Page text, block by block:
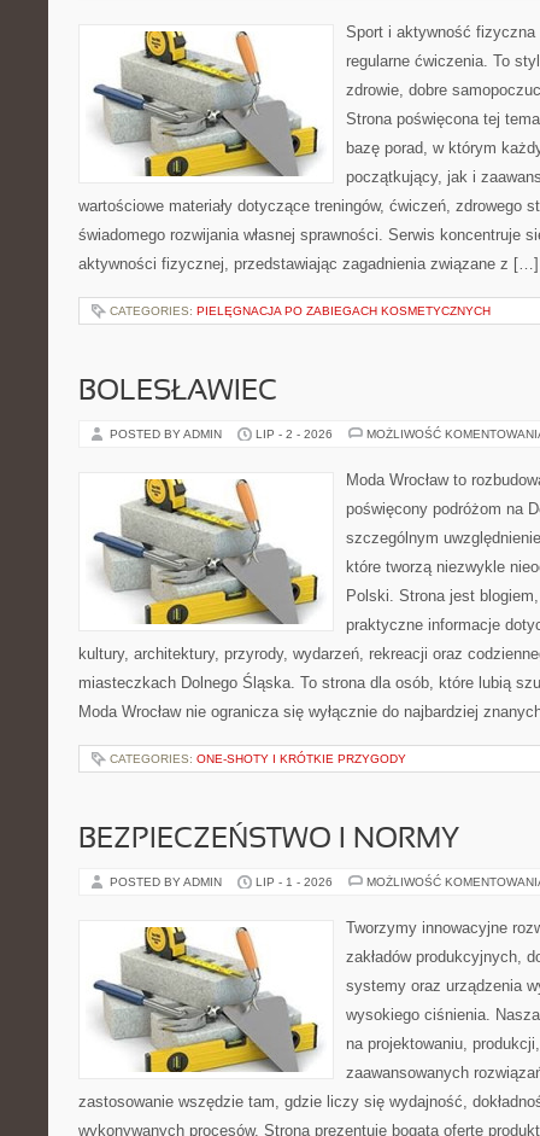
Sport i aktywność
regularne ćwiczenia. To
zdrowie, dobre
Strona poświęcona tej
bazę porad, w którym
początkujący, jak i
wartościowe materiały dotyczące treningów, ćwiczeń, zdrowego
świadomego rozwijania własnej sprawności. Serwis koncentruje
aktywności fizycznej, przedstawiając zagadnienia związane z […]
CATEGORIES: PIELĘGNACJA PO ZABIEGACH KOSMETYCZNYCH
BOLESŁAWIEC
POSTED BY ADMIN LIP - 2 - 2026 MOŻLIWOŚĆ
Moda Wrocław to
poświęcony podróżom na
szczególnym
które tworzą niezwykle
Polski. Strona jest
praktyczne informacje
kultury, architektury, przyrody, wydarzeń, rekreacji oraz
miasteczkach Dolnego Śląska. To strona dla osób, które lubią
Moda Wrocław nie ogranicza się wyłącznie do najbardziej
CATEGORIES: ONE-SHOTY I KRÓTKIE PRZYGODY
BEZPIECZEŃSTWO I NORMY
POSTED BY ADMIN LIP - 1 - 2026 MOŻLIWOŚĆ
Tworzymy innowacyjne
zakładów produkcyjnych,
systemy oraz urządzenia
wysokiego ciśnienia.
na projektowaniu,
zaawansowanych
zastosowanie wszędzie tam, gdzie liczy się wydajność,
wykonywanych procesów. Strona prezentuje bogatą ofertę